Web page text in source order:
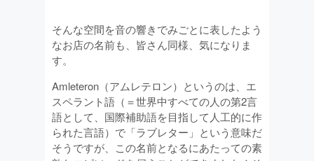
そんな空間を音の響きでみごとに表したよう
なお店の名前も、皆さん同様、気になりま
す。
Amleteron（アムレテロン）というのは、エ
スペラント語（＝世界中すべての人の第2言
語として、国際補助語を目指して人工的に作
られた言語）で「ラブレター」という意味だ
そうですが、この名前となるにあたっての素